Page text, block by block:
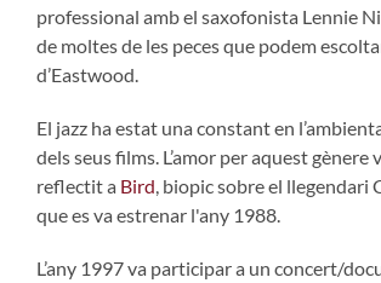
professional amb el saxofonista Lennie
de moltes de les peces que podem
d’Eastwood.
El jazz ha estat una constant en
dels seus films. L’amor per aquest gènere
reflectit a Bird , biopic sobre el llegendari
que es va estrenar l'any 1988.
L’any 1997 va participar a un concert/